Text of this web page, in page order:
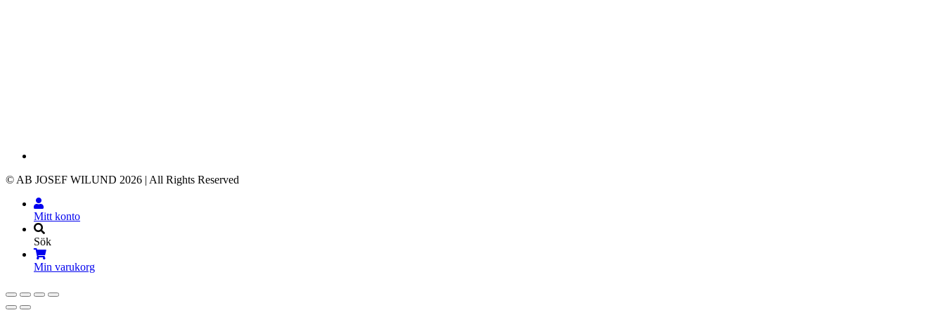
© AB JOSEF WILUND 2026 | All Rights Reserved
Mitt konto
Sök
Min varukorg